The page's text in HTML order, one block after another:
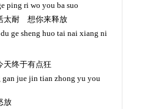
ping ri wo you ba suo
太耐 想你来释放
ge sheng huo tai nai xiang ni
终于有点狂
jue jin tian zhong yu you
放